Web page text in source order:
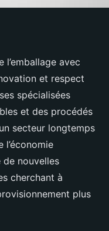
: l'avenir
l’emballage avec
et respect
spécialisées
et des procédés
secteur longtemps
l’économie
nouvelles
cherchant à
plus